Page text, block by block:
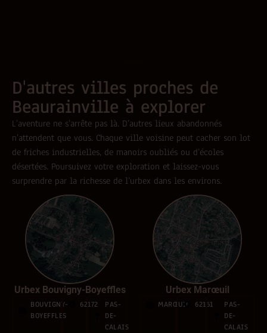
D'autres villes proches de
Beaurainville à explorer
L’aventure ne s’arrête pas là. D’autres lieux abandonnés
n’attendent que vous. Chaque ville voisine peut cacher son lot
de friches industrielles, de manoirs oubliés ou d’écoles
désertées. Poursuivez votre exploration et laissez-vous
surprendre par la richesse de l’urbex dans les environs.
Urbex Bouvigny-Boyeffles
BOUVIGNY-
BOYEFFLES
62172
PAS-
DE-
CALAIS
Urbex Marœuil
MARŒUIL 62161
PAS-
DE-
CALAIS